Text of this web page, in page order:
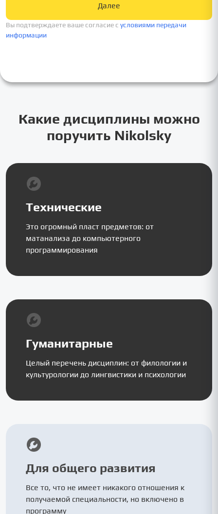
Вы подтверждаете ваше согласие c условиями передачи
информации
Далее
Какие дисциплины можно
поручить Nikolsky
Технические
Это огромный пласт предметов: от
матанализа до компьютерного
программирования
Гуманитарные
Целый перечень дисциплин: от филологии и
культурологии до лингвистики и психологии
Для общего развития
Все то, что не имеет никакого отношения к
получаемой специальности, но включено в
программу